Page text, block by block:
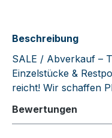
Beschreibung
SALE / Abverkauf –
Einzelstücke &
reicht! Wir schaffen
Bewertungen